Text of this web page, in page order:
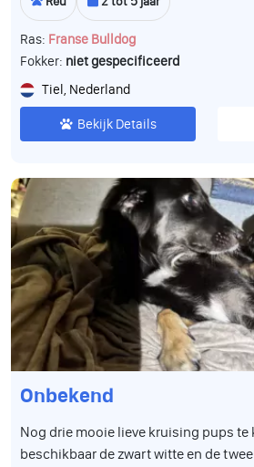
Ras: Franse Bulldog
Fokker: niet gespecificeerd
Tiel, Nederland
Bekijk Details
Onbekend
Nog drie mooie lieve kruising pups te
beschikbaar de zwart witte en de